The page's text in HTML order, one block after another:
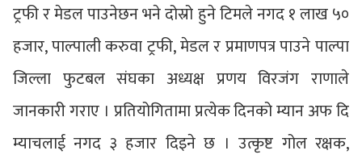
ट्रफी र मेडल पाउनेछन भने दोस्रो हुने टिमले नगद १ लाख ५०
हजार, पाल्पाली करुवा ट्रफी, मेडल र प्रमाणपत्र पाउने पाल्पा
जिल्ला फुटबल संघका अध्यक्ष प्रणय विरजंग राणाले
जानकारी गराए । प्रतियोगितामा प्रत्येक दिनको म्यान अफ दि
म्याचलाई नगद ३ हजार दिइने छ । उत्कृष्ट गोल रक्षक,